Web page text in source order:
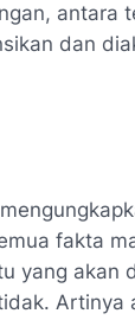
antara
dan
fakta
yang akan
Artinya